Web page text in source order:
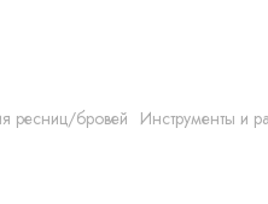
ресниц/бровей Инструменты и